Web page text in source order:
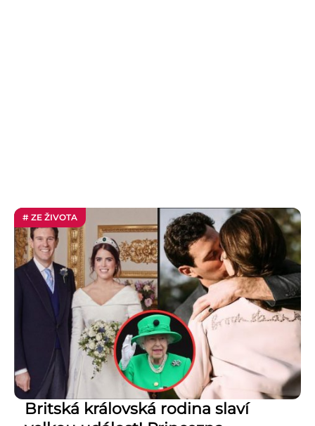
# ZE ŽIVOTA
Britská královská rodina slaví